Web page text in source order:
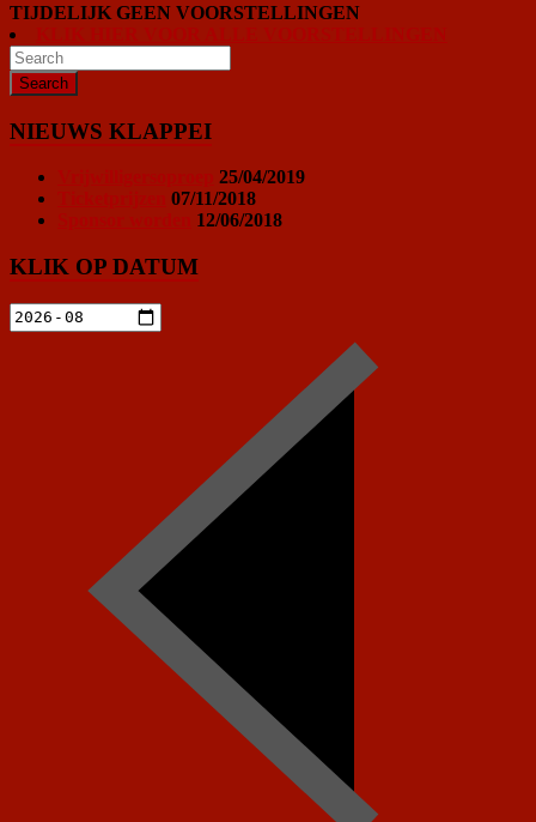
TIJDELIJK GEEN VOORSTELLINGEN
NIEUWS KLAPPEI
25/04/2019
07/11/2018
12/06/2018
KLIK OP DATUM